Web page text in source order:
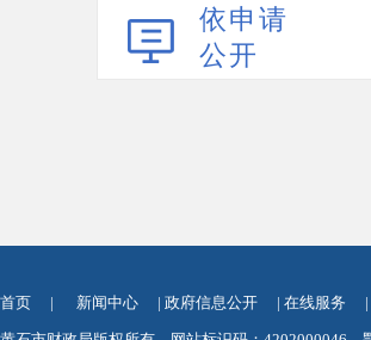
依申请
公开
首页 | 新闻中心 | 政府信息公开 | 在线服务 |